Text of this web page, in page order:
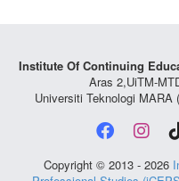
Institute Of Continuing
Aras 2,UiTM-
Universiti Teknologi MARA
Copyright © 2013 - 2026